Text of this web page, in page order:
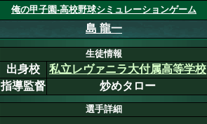
俺の甲子園-高校野球シミュレーションゲーム
島 龍一
生徒情報
出身校
私立レヴァニラ大付属高等学校
指導監督
炒めタロー
選手詳細